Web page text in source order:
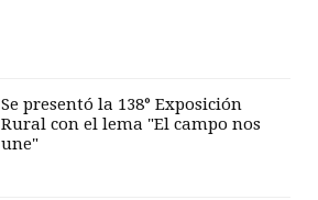
Se presentó la 138° Exposición
Rural con el lema "El campo nos
une"